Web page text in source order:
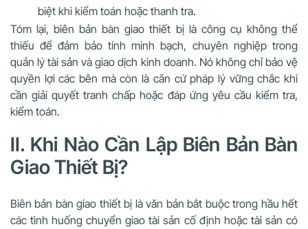
biệt khi kiểm toán hoặc thanh tra.
Tóm lại, biên bản bàn giao thiết bị là công cụ không thể
thiếu để đảm bảo tính minh bạch, chuyên nghiệp trong
quản lý tài sản và giao dịch kinh doanh. Nó không chỉ bảo vệ
quyền lợi các bên mà còn là căn cứ pháp lý vững chắc khi
cần giải quyết tranh chấp hoặc đáp ứng yêu cầu kiểm tra,
kiểm toán.
II. Khi Nào Cần Lập Biên Bản Bàn
Giao Thiết Bị?
Biên bản bàn giao thiết bị là văn bản bắt buộc trong hầu hết
các tình huống chuyển giao tài sản cố định hoặc tài sản có